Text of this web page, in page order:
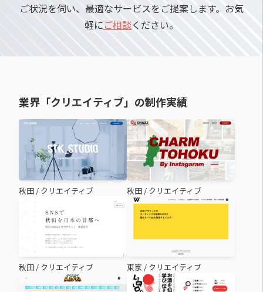
ご状況を伺い、最適なサービスをご提案します。お気
軽にご相談ください。
業界「クリエイティブ」の制作実績
秋田 / クリエイティブ 秋田 / クリエイティブ
秋田 / クリエイティブ 東京 / クリエイティブ